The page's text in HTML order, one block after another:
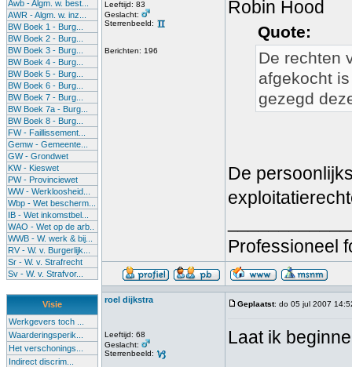
Awb - Algm. w. best...
AWR - Algm. w. inz...
BW Boek 1 - Burg...
BW Boek 2 - Burg...
BW Boek 3 - Burg...
BW Boek 4 - Burg...
BW Boek 5 - Burg...
BW Boek 6 - Burg...
BW Boek 7 - Burg...
BW Boek 7a - Burg...
BW Boek 8 - Burg...
FW - Faillissement...
Gemw - Gemeente...
GW - Grondwet
KW - Kieswet
PW - Provinciewet
WW - Werkloosheid...
Wbp - Wet bescherm...
IB - Wet inkomstbel...
WAO - Wet op de arb..
WWB - W. werk & bij...
RV - W. v. Burgerlijk...
Sr - W. v. Strafrecht
Sv - W. v. Strafvor...
Visie
Werkgevers toch ...
Waarderingsperik...
Het verschonings...
Indirect discrim...
Leeftijd: 83
Geslacht:
Sterrenbeeld:
Berichten: 196
Robin Hood
Quote:
De rechten
afgekocht
gezegd
De
Professioneel
roel dijkstra
Leeftijd: 68
Geslacht:
Sterrenbeeld:
Geplaatst: do 05 jul 2007
Laat ik